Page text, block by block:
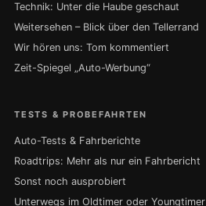
Technik: Unter die Haube geschaut
Weitersehen – Blick über den Tellerrand
Wir hören uns: Tom kommentiert
Zeit-Spiegel „Auto-Werbung“
TESTS & PROBEFAHRTEN
Auto-Tests & Fahrberichte
Roadtrips: Mehr als nur ein Fahrbericht
Sonst noch ausprobiert
Unterwegs im Oldtimer oder Youngtimer